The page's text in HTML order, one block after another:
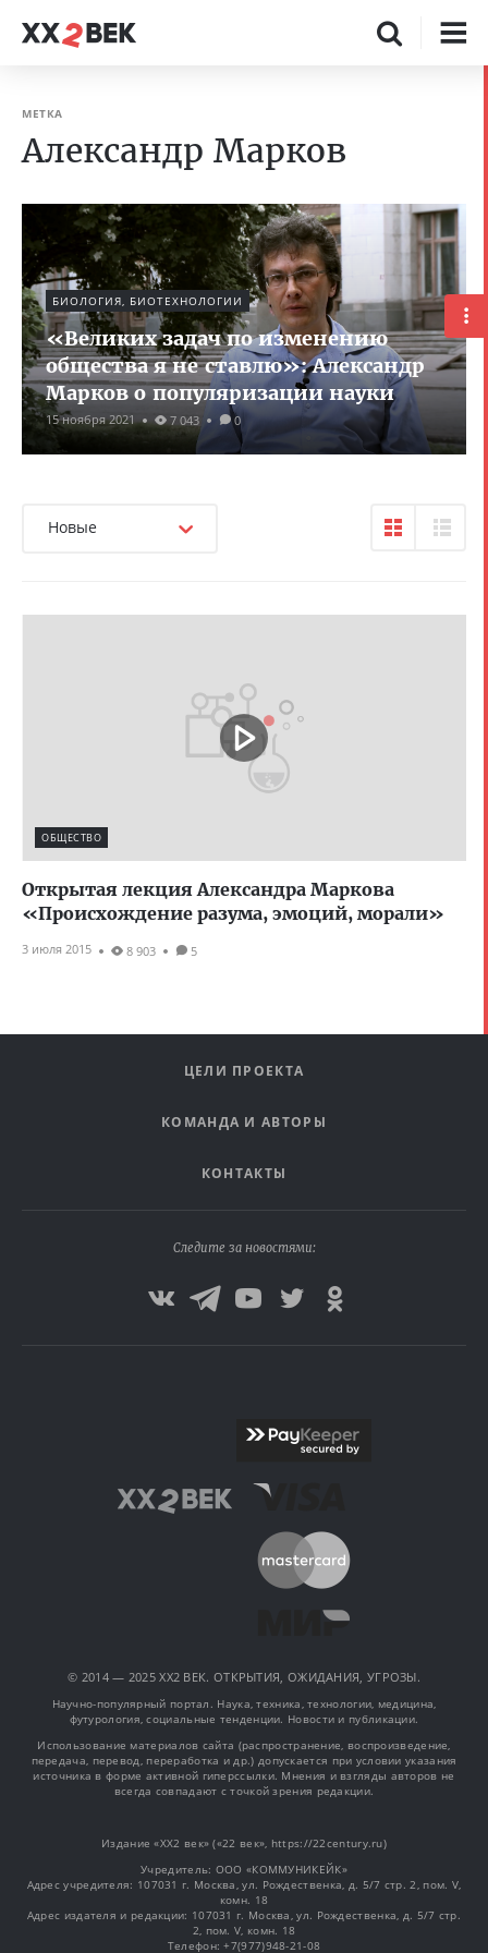
МЕТКА
Александр Марков
БИОЛОГИЯ, БИОТЕХНОЛОГИИ
«Великих задач по изменению
общества я не ставлю»: Александр
Марков о популяризации науки
15 ноября 2021 7 043 0
Новые
ОБЩЕСТВО
Открытая лекция Александра Маркова
«Происхождение разума, эмоций, морали»
3 июля 2015 8 903 5
ЦЕЛИ ПРОЕКТА
КОМАНДА И АВТОРЫ
КОНТАКТЫ
Следите за новостями:
© 2014 — 2025 XX2 ВЕК. ОТКРЫТИЯ, ОЖИДАНИЯ, УГРОЗЫ.
Научно-популярный портал. Наука, техника, технологии, медицина,
футурология, социальные тенденции. Новости и публикации.
Использование материалов сайта (распространение, воспроизведение,
передача, перевод, переработка и др.) допускается при условии указания
источника в форме активной гиперссылки. Мнения и взгляды авторов не
всегда совпадают с точкой зрения редакции.
Издание «XX2 век» («22 век», https://22century.ru)
Учредитель: OOO «КОММУНИКЕЙК»
Адрес учредителя: 107031 г. Москва, ул. Рождественка, д. 5/7 стр. 2, пом. V,
комн. 18
Адрес издателя и редакции: 107031 г. Москва, ул. Рождественка, д. 5/7 стр.
2, пом. V, комн. 18
Телефон: +7(977)948-21-08